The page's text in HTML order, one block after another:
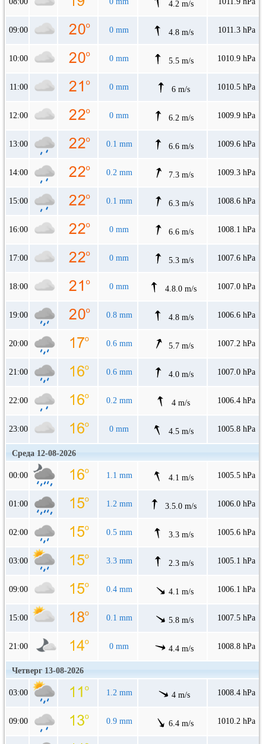
4.2 m/s
09:00 0 mm 4.8 m/s 1011.3 hPa
10:00 0 mm 5.5 m/s 1010.9 hPa
11:00 0 mm 6 m/s 1010.5 hPa
12:00 0 mm 6.2 m/s 1009.9 hPa
13:00 0.1 mm 6.6 m/s 1009.6 hPa
14:00 0.2 mm 7.3 m/s 1009.3 hPa
15:00 0.1 mm 6.3 m/s 1008.6 hPa
16:00 0 mm 6.6 m/s 1008.1 hPa
17:00 0 mm 5.3 m/s 1007.6 hPa
18:00 0 mm 4.8.0 m/s 1007.0 hPa
19:00 0.8 mm 4.8 m/s 1006.6 hPa
20:00 0.6 mm 5.7 m/s 1007.2 hPa
21:00 0.6 mm 4.0 m/s 1007.0 hPa
22:00 0.2 mm 4 m/s 1006.4 hPa
23:00 0 mm 4.5 m/s 1005.8 hPa
Среда 12-08-2026
00:00 1.1 mm 4.1 m/s 1005.5 hPa
01:00 1.2 mm 3.5.0 m/s 1006.0 hPa
02:00 0.5 mm 3.3 m/s 1005.6 hPa
03:00 3.3 mm 2.3 m/s 1005.1 hPa
09:00 0.4 mm 4.1 m/s 1006.1 hPa
15:00 0.1 mm 5.8 m/s 1007.5 hPa
21:00 0 mm 4.4 m/s 1008.8 hPa
Четверг 13-08-2026
03:00 1.2 mm 4 m/s 1008.4 hPa
09:00 0.9 mm 6.4 m/s 1010.2 hPa